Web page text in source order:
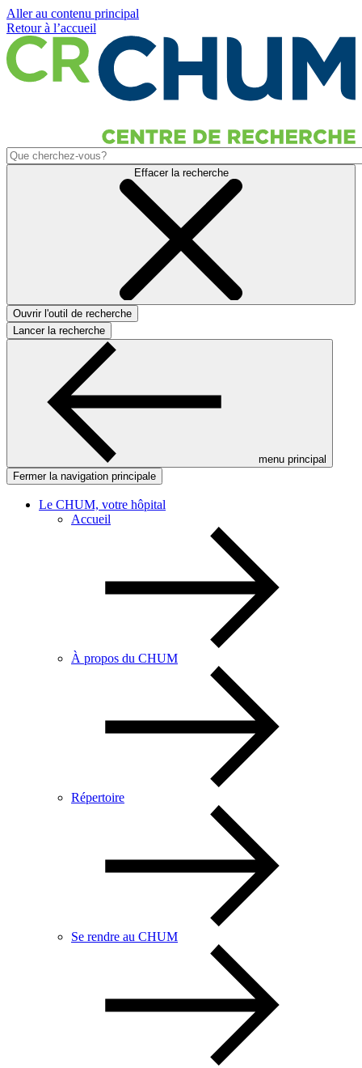
Aller au contenu principal
Retour à l’accueil
Effacer la recherche
Ouvrir l'outil de recherche
Lancer la recherche
menu principal
Fermer la navigation principale
Le CHUM, votre hôpital
Accueil
À propos du CHUM
Répertoire
Se rendre au CHUM